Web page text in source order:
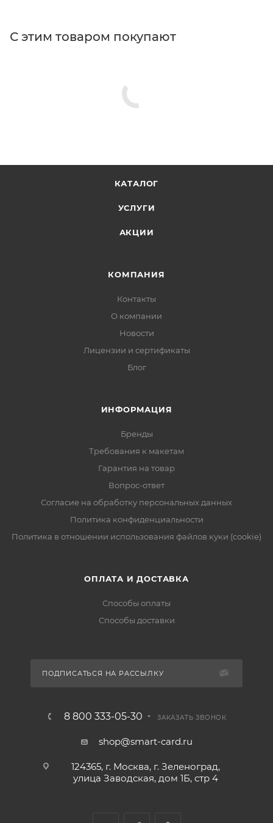
С этим товаром покупают
КАТАЛОГ
УСЛУГИ
АКЦИИ
КОМПАНИЯ
Контакты
О компании
Новости
Лицензии и сертификаты
Блог
ИНФОРМАЦИЯ
Бренды
Требования к макетам
Гарантия на товар
Вопрос-ответ
Согласие на обработку персональных данных
Политика конфиденциальности
Политика в отношении использования файлов куки (cookie)
ОПЛАТА И ДОСТАВКА
Способы оплаты
Способы доставки
ПОДПИСАТЬСЯ НА РАССЫЛКУ
8 800 333-05-30 ЗАКАЗАТЬ ЗВОНОК
shop@smart-card.ru
124365, г. Москва, г. Зеленоград,
улица Заводская, дом 1Б, стр 4